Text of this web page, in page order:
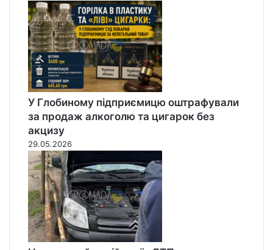
У Глобиному підприємицю оштрафували
за продаж алкоголю та цигарок без
акцизу
29.05.2026